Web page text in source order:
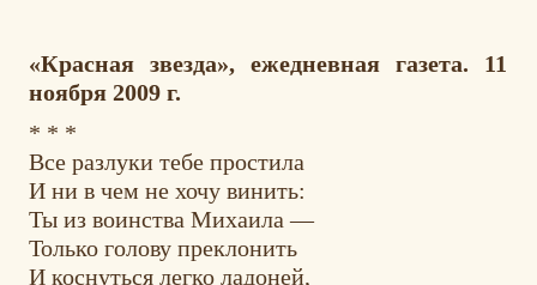
«Красная звезда», ежедневная газета. 11
ноября 2009 г.
* * *
Все разлуки тебе простила
И ни в чем не хочу винить:
Ты из воинства Михаила —
Только голову преклонить
И коснуться легко ладоней,